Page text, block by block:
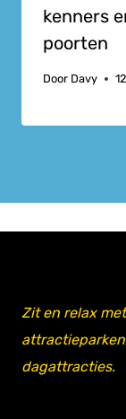
kenners
poorten
Door Davy
Zit en relax
dagattracties.